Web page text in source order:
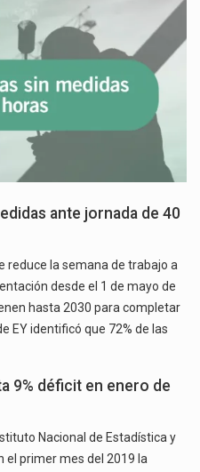
ante jornada de 40
reduce la semana de trabajo a
desde el 1 de mayo de
hasta 2030 para completar
EY identificó que 72% de las
9% déficit en enero de
Nacional de Estadística y
el primer mes del 2019 la